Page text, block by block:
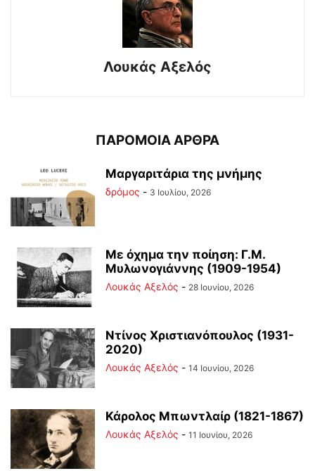
Λουκάς Αξελός
ΠΑΡΟΜΟΙΑ ΑΡΘΡΑ
Μαργαριτάρια της μνήμης
δρόμος - 3 Ιουλίου, 2026
Με όχημα την ποίηση: Γ.Μ.
Μυλωνογιάννης (1909-1954)
Λουκάς Αξελός - 28 Ιουνίου, 2026
Ντίνος Χριστιανόπουλος (1931-
2020)
Λουκάς Αξελός - 14 Ιουνίου, 2026
Κάρολος Μπωντλαίρ (1821-1867)
Λουκάς Αξελός - 11 Ιουνίου, 2026